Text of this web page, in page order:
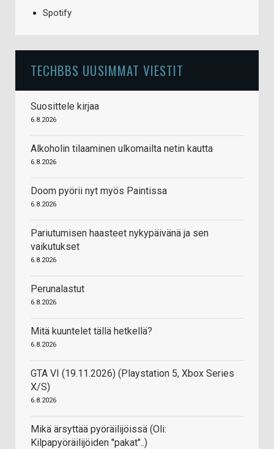
Spotify
TECHBBS UUSIMMAT VIESTIT
Suosittele kirjaa
6.8.2026
Alkoholin tilaaminen ulkomailta netin kautta
6.8.2026
Doom pyörii nyt myös Paintissa
6.8.2026
Pariutumisen haasteet nykypäivänä ja sen
vaikutukset
6.8.2026
Perunalastut
6.8.2026
Mitä kuuntelet tällä hetkellä?
6.8.2026
GTA VI (19.11.2026) (Playstation 5, Xbox Series
X/S)
6.8.2026
Mikä ärsyttää pyöräilijöissä (Oli:
Kilpapyöräilijöiden "pakat"..)